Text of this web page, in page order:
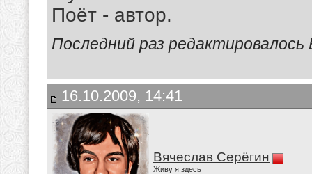
Поёт - автор.
Последний раз
16.10.2009, 14:41
Вячеслав Серёгин
Живу я здесь